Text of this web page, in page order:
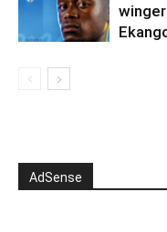
AdSense